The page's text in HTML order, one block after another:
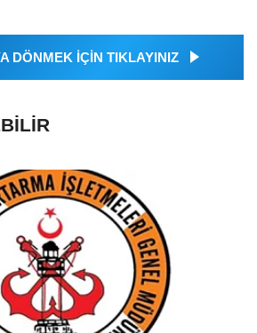
DÖNMEK İÇİN TIKLAYINIZ